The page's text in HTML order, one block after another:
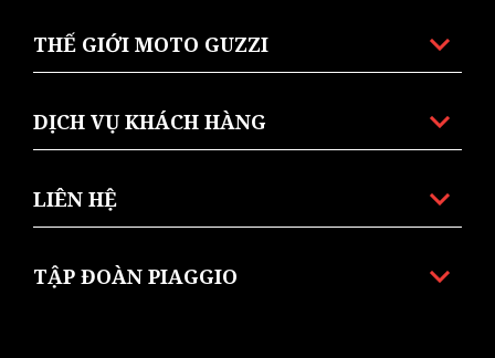
THẾ GIỚI MOTO GUZZI
DỊCH VỤ KHÁCH HÀNG
LIÊN HỆ
TẬP ĐOÀN PIAGGIO